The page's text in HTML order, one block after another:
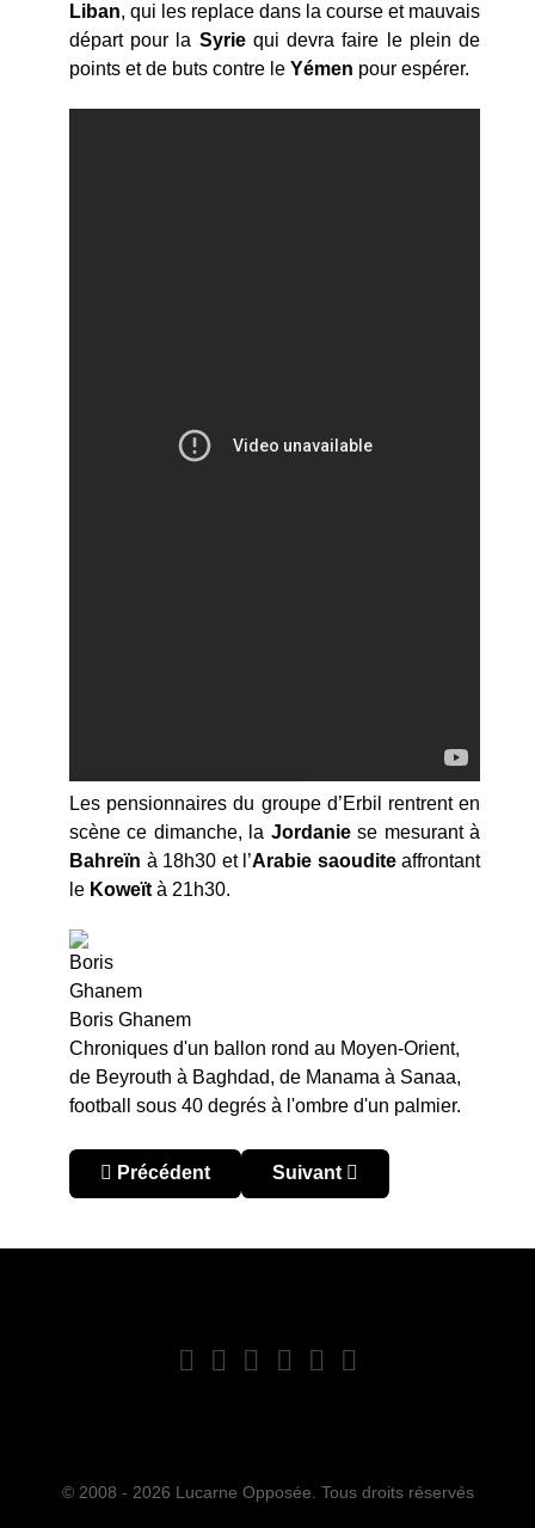
Liban, qui les replace dans la course et mauvais
départ pour la Syriequi devra faire le plein de
points et de buts contre le Yémen pour espérer.
Les pensionnaires du groupe d’Erbil rentrent en
scène ce dimanche, la Jordaniese mesurant à
Bahreïn à 18h30 et l’Arabie saouditeaffrontant
le Koweït à 21h30.
Boris Ghanem
Chroniques d'un ballon rond au Moyen-Orient,
de Beyrouth à Baghdad, de Manama à Sanaa,
football sous 40 degrés à l'ombre d'un palmier.
Article précédent : WAFF Championship 2019 :
Précédent Article suivant : WAFF
Suivant
© 2008 - 2026 Lucarne Opposée. Tous droits réservés